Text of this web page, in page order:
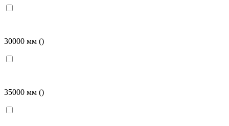
30000 мм ()
35000 мм ()